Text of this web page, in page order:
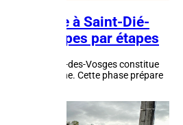
piscine à Saint-Dié-
projet étapes par étapes
à Saint-Dié-des-Vosges constitue
et pérenne. Cette phase prépare